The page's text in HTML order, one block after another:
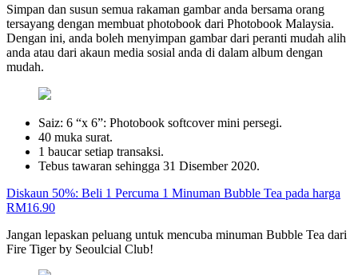
Simpan dan susun semua rakaman gambar anda bersama orang
tersayang dengan membuat photobook dari Photobook Malaysia.
Dengan ini, anda boleh menyimpan gambar dari peranti mudah alih
anda atau dari akaun media sosial anda di dalam album dengan
mudah.
Saiz: 6 “x 6”: Photobook softcover mini persegi.
40 muka surat.
1 baucar setiap transaksi.
Tebus tawaran sehingga 31 Disember 2020.
Diskaun 50%: Beli 1 Percuma 1 Minuman Bubble Tea pada harga
RM16.90
Jangan lepaskan peluang untuk mencuba minuman Bubble Tea dari
Fire Tiger by Seoulcial Club!